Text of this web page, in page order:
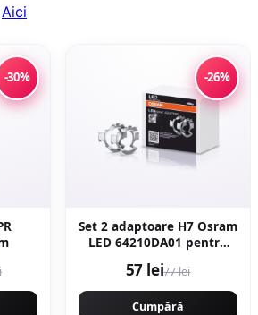
Aici
-30% -26%
Set 2 adaptoare H7 Osram
LED 64210DA01 pentru
Skoda, VW
57 lei77 lei
Cumpără